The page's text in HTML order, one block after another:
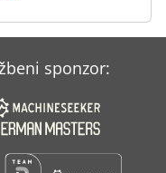
sponzor: